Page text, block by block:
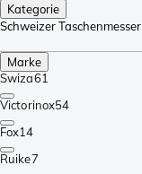
Kategorie
Schweizer Taschenmesser
Marke
Swiza61
Victorinox54
Fox14
Ruike7